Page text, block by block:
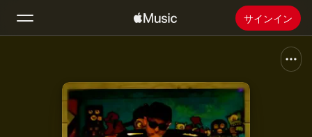
サインイン
新着おすすめ